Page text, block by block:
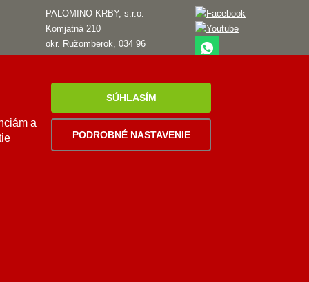
PALOMINO KRBY, s.r.o.
Komjatná 210
okr. Ružomberok, 034 96
palomino@palomino.sk
a
SÚHLASÍM
PODROBNÉ NASTAVENIE